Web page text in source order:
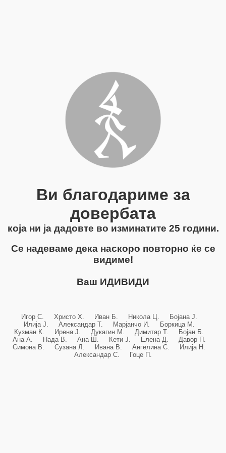
Ви благодариме за
довербата
која ни ја дадовте во изминатите 25 години.
Се надеваме дека наскоро повторно ќе се
видиме!
Ваш ИДИВИДИ
Игор С. Христо Х. Иван Б. Никола Ц. Бојана Ј.
Илија Ј. Александар Т. Марјанчо И. Боркица М.
Кузман К. Ирена Ј. Дукагин М. Димитар Т. Бојан Б.
Ана А. Нада В. Ана Ш. Кети Ј. Елена Д. Давор П.
Симона В. Сузана Л. Ивана В. Ангелина С. Илија Н.
Александар С. Гоце П.